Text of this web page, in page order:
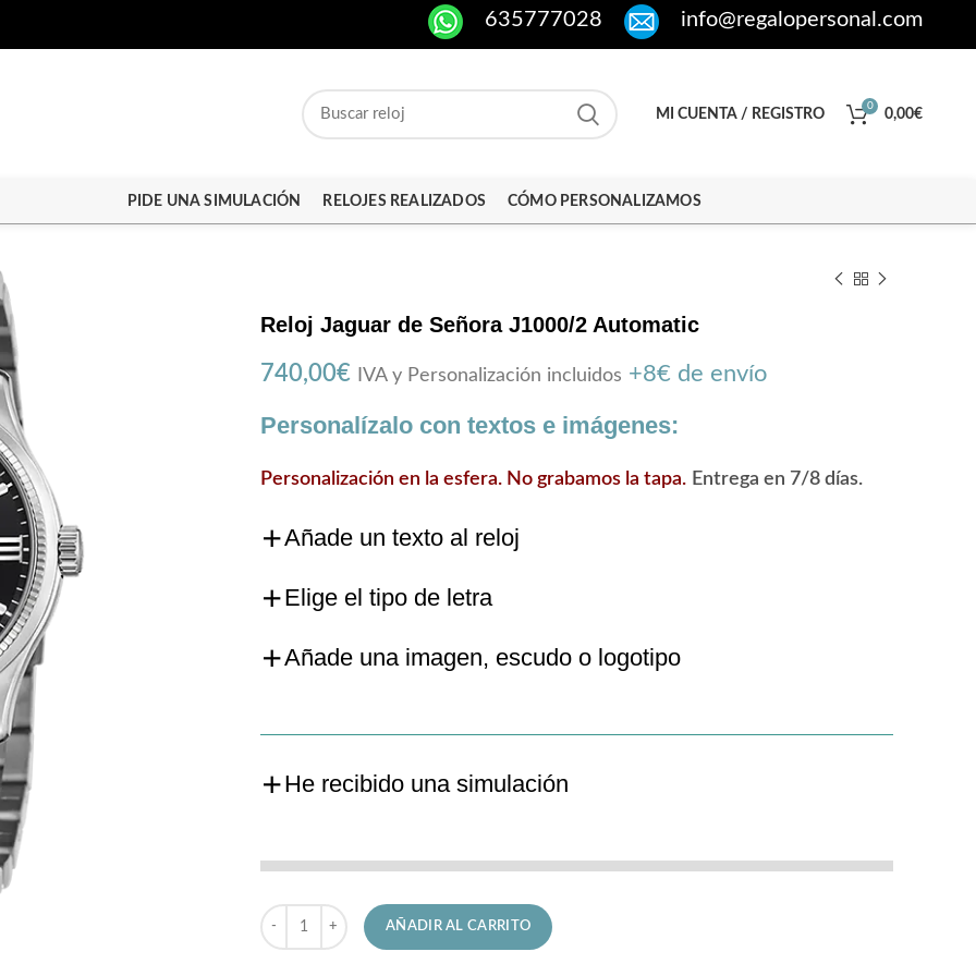
635777028 info@regalopersonal.com
MI CUENTA / REGISTRO
0
0,00€
PIDE UNA SIMULACIÓN RELOJES REALIZADOS CÓMO PERSONALIZAMOS
Reloj Jaguar de Señora J1000/2 Automatic
740,00€ IVA y Personalización incluidos +8€ de envío
Personalízalo con textos e imágenes:
Personalización en la esfera. No grabamos la tapa. Entrega en 7/8 días.
Añade un texto al reloj
Elige el tipo de letra
Añade una imagen, escudo o logotipo
He recibido una simulación
Reloj Jaguar de Señora J1000/2 Automatic cantidad
AÑADIR AL CARRITO